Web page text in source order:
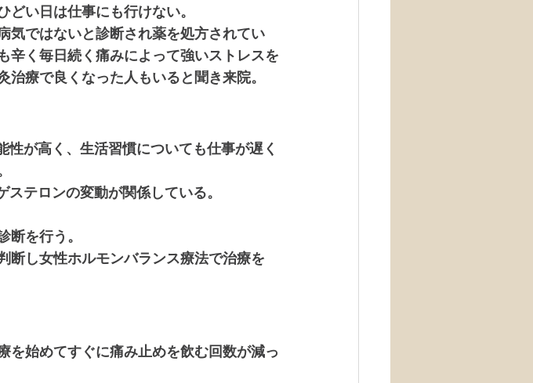
い日は仕事にも行けない。
気ではないと診断され薬を処方されてい
辛く毎日続く痛みによって強いストレスを
療で良くなった人もいると聞き来院。
が高く、生活習慣についても仕事が遅く
テロンの変動が関係している。
を行う。
断し女性ホルモンバランス療法で治療を
を始めてすぐに痛み止めを飲む回数が減っ